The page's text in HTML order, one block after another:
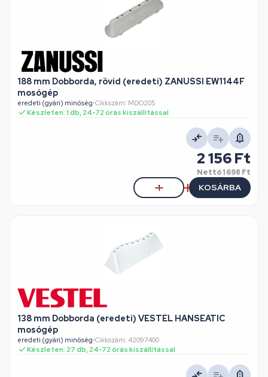
188 mm Dobborda, rövid (eredeti) ZANUSSI EW1144F
mosógép
eredeti (gyári) minőség•Cikkszám: MDO205
Készleten: 1 db, 24-72 órás kiszállítással
2 156 Ft
Nettó1 698 Ft
KOSÁRBA
138 mm Dobborda (eredeti) VESTEL HANSEATIC
mosógép
eredeti (gyári) minőség•Cikkszám: 42097400
Készleten: 27 db, 24-72 órás kiszállítással